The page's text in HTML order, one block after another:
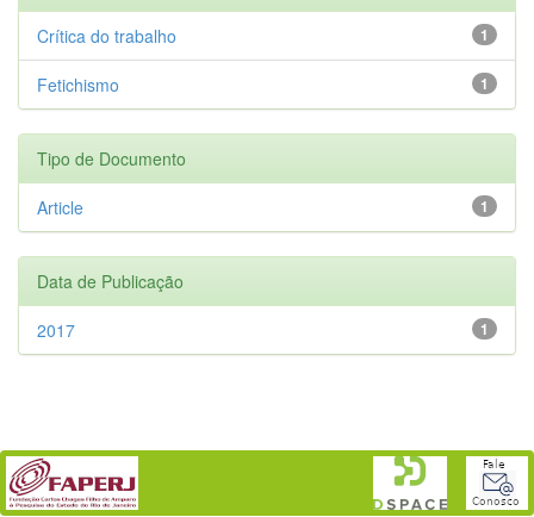
1
Crítica do trabalho
1
Fetichismo
Tipo de Documento
1
Article
Data de Publicação
1
2017